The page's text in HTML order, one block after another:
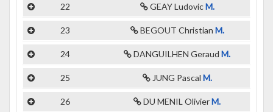
22 GEAY LudovicM.
23 BEGOUT Christian M.
24 DANGUILHEN GeraudM.
25 JUNG Pascal M.
26 DU MENIL OlivierM.